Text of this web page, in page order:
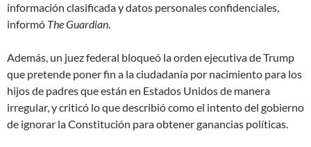
información clasificada y datos personales confidenciales,
informó The Guardian.
Además, un juez federal bloqueó la orden ejecutiva de Trump
que pretende poner fin a la ciudadanía por nacimiento para los
hijos de padres que están en Estados Unidos de manera
irregular, y criticó lo que describió comoel intento del gobierno
de ignorar la Constitución para obtener ganancias políticas.